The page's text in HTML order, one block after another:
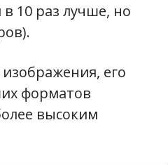
10 раз лучше, но
его
форматов
высоким